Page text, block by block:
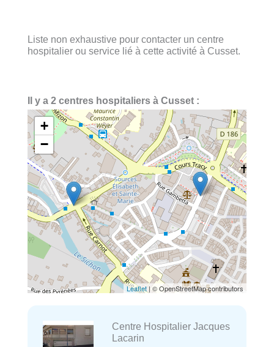
Liste non exhaustive pour contacter un centre
hospitalier ou service lié à cette activité à Cusset.
Il y a 2 centres hospitaliers à Cusset :
+
−
Leaflet | © OpenStreetMap contributors
Centre Hospitalier Jacques
Lacarin